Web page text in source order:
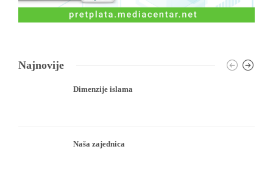
Najnovije
Dimenzije islama
Naša zajednica